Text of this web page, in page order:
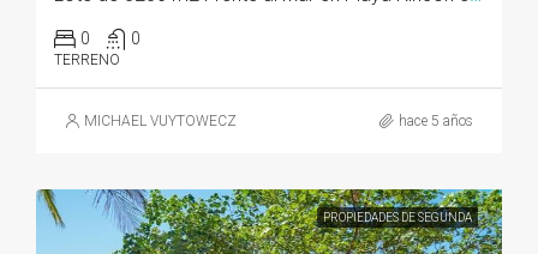
0 0
TERRENO
MICHAEL VUYTOWECZ hace 5 años
PROPIEDADES DE SEGUNDA